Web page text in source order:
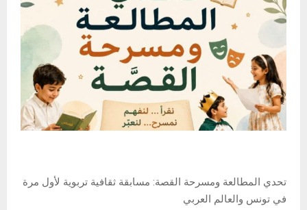
تحدي المطالعة ومسرحة القصة: مسابقة ثقافية تربوية لأول مرة
في تونس والعالم العربي